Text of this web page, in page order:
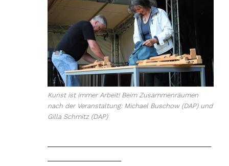
Kunst ist immer Arbeit! Beim Zusammenräumen
nach der Veranstaltung: Michael Buschow (DAP) und
Gilla Schmitz (DAP)